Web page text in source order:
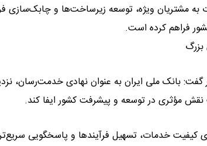
به مشتریان ویژه، توسعه زیرساخت‌ها و چابک‌سازی
فراهم کرده است.
گفت: بانک ملی ایران به عنوان نهادی خدمت‌رسان،
مؤثری در توسعه و پیشرفت کشور ایفا کند.
کیفیت خدمات، تسهیل فرآیندها و پاسخگویی